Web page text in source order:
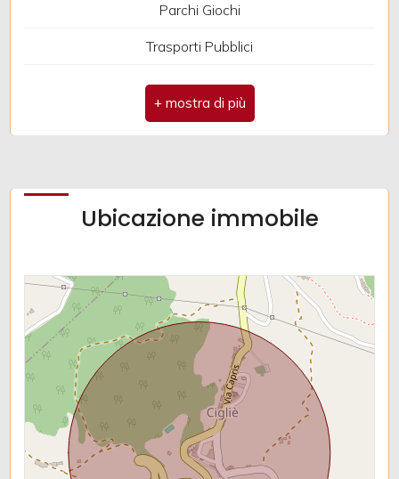
Parchi Giochi
Trasporti Pubblici
Bar
Uffici comunali
Ubicazione immobile